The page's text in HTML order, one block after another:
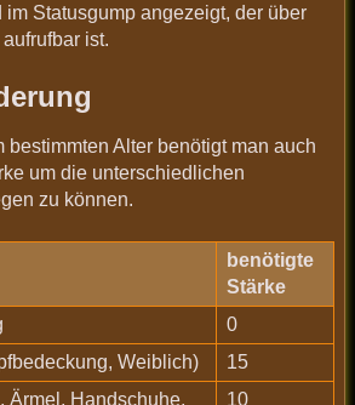
im Statusgump angezeigt, der über
aufrufbar ist.
bestimmten Alter benötigt man auch
um die unterschiedlichen
zu können.
benötigte
Stärke
0
Weiblich)
15
Ärmel, Handschuhe,
10